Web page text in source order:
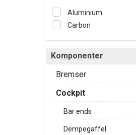
Aluminium
Carbon
Komponenter
Bremser
Cockpit
Bar ends
Dempegaffel